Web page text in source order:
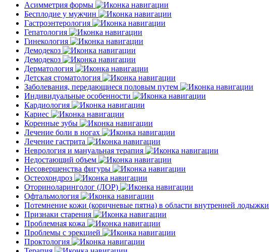
Асимметрия формы
Бесплодие у мужчин
Гастроэнтерология
Гепатология
Гинекология
Демодекоз
Демодекоз
Дерматология
Детская стоматология
Заболевания, передающиеся половым путем
Индивидуальные особенности
Кардиология
Кариес
Коренные зубы
Лечение боли в ногах
Лечение гастрита
Неврология и мануальная терапия
Недостающий объем
Несовершенства фигуры
Остеохондроз
Оториноларинголог (ЛОР)
Офтальмология
Потемнение кожи (коричневые пятна) в области внутренней лодыжки
Признаки старения
Проблемная кожа
Проблемы с эрекцией
Проктология